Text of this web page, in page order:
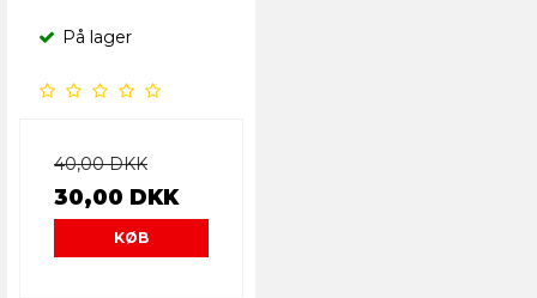
På lager
40,00 DKK
30,00 DKK
KØB